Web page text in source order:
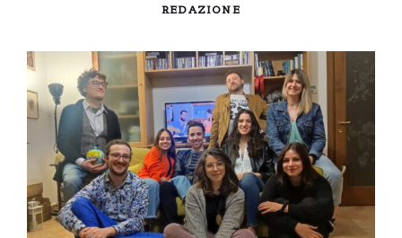
REDAZIONE